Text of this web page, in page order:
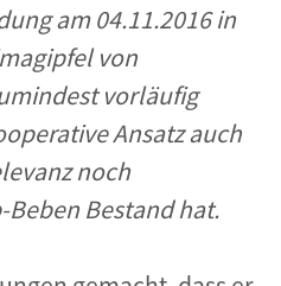
am 04.11.2016 in
von
vorläufig
Ansatz auch
noch
Bestand hat.